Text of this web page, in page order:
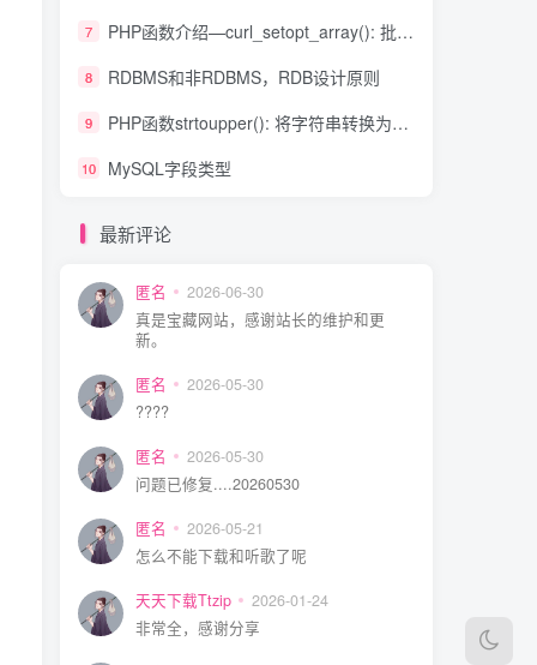
7 PHP函数介绍—curl_setopt_array(): 批量设置cURL选项
8 RDBMS和非RDBMS，RDB设计原则
9 PHP函数strtoupper(): 将字符串转换为大写
10 MySQL字段类型
最新评论
匿名
2026-06-30
真是宝藏网站，感谢站长的维护和更
新。
匿名
2026-05-30
????
匿名
2026-05-30
问题已修复....20260530
匿名
2026-05-21
怎么不能下载和听歌了呢
天天下载Ttzip
2026-01-24
非常全，感谢分享